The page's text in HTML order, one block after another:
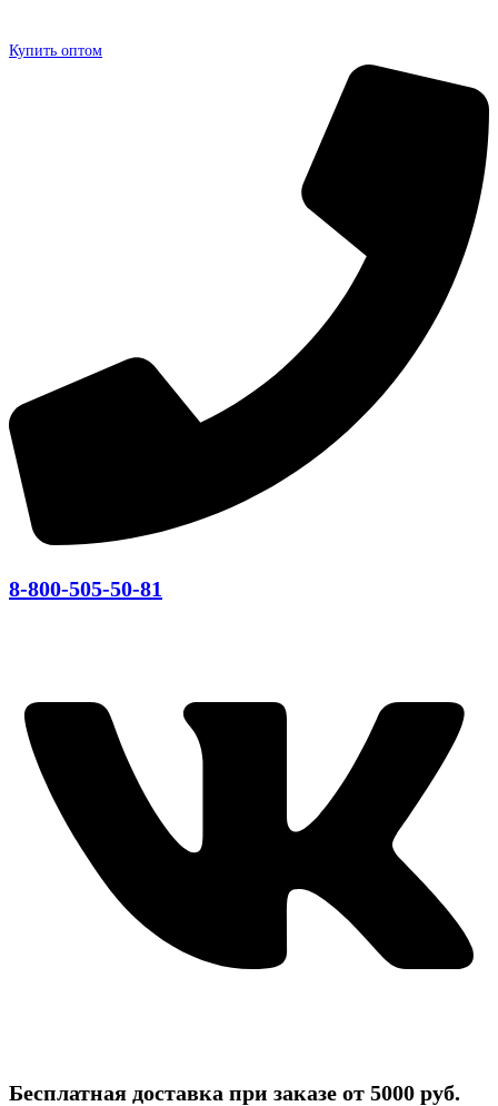
Купить оптом
8-800-505-50-81
Бесплатная доставка при заказе от 5000 руб.